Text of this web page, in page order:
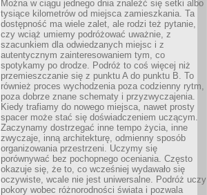
Można w ciągu jednego dnia znaleźć się setki albo
tysiące kilometrów od miejsca zamieszkania. Ta
dostępność ma wiele zalet, ale rodzi też pytanie,
czy wciąż umiemy podróżować uważnie, z
szacunkiem dla odwiedzanych miejsc i z
autentycznym zainteresowaniem tym, co
spotykamy po drodze. Podróż to coś więcej niż
przemieszczanie się z punktu A do punktu B. To
również proces wychodzenia poza codzienny rytm,
poza dobrze znane schematy i przyzwyczajenia.
Kiedy trafiamy do nowego miejsca, nawet prosty
spacer może stać się doświadczeniem uczącym.
Zaczynamy dostrzegać inne tempo życia, inne
zwyczaje, inną architekturę, odmienny sposób
organizowania przestrzeni. Uczymy się
porównywać bez pochopnego oceniania. Często
okazuje się, że to, co wcześniej wydawało się
oczywiste, wcale nie jest uniwersalne. Podróż uczy
pokory wobec różnorodności świata i pozwala